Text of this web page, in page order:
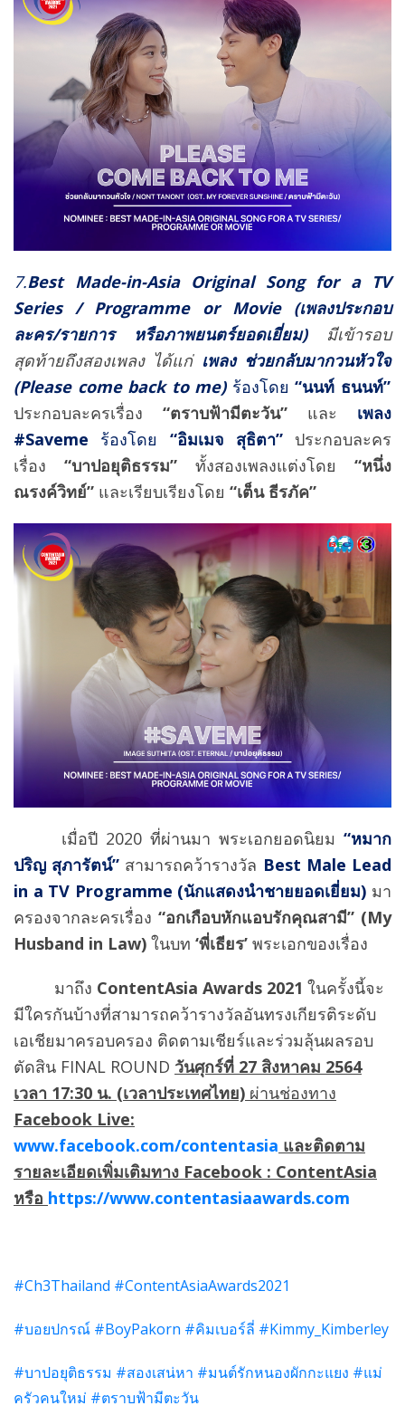
7.Best Made-in-Asia Original Song for a TV
Series / Programme or Movie (เพลงประกอบ
ละคร/รายการ หรือภาพยนตร์ยอดเยี่ยม)
มีเข้ารอบ
สุดท้ายถึงสองเพลง ได้แก่ เพลง ช่วยกลับมากวนหัวใจ
(Please come back to me) ร้องโดย “นนท์ ธนนท์”
ประกอบละครเรื่อง “ตราบฟ้ามีตะวัน” และ เพลง
#Saveme
ร้องโดย “อิมเมจ สุธิตา”ประกอบละคร
เรื่อง “บาปอยุติธรรม” ทั้งสองเพลงแต่งโดย “หนึ่ง
ณรงค์วิทย์” และเรียบเรียงโดย “เต็น ธีรภัค”
เมื่อปี 2020 ที่ผ่านมา พระเอกยอดนิยม “หมาก
ปริญ สุภารัตน์” สามารถคว้ารางวัล Best Male Lead
in a TV Programme (นักแสดงนำชายยอดเยี่ยม) มา
ครองจากละครเรื่อง “อกเกือบหักแอบรักคุณสามี” (My
Husband in Law) ในบท ‘พี่เธียร’ พระเอกของเรื่อง
มาถึง ContentAsia Awards 2021 ในครั้งนี้จะ
มีใครกันบ้างที่สามารถคว้ารางวัลอันทรงเกียรติระดับ
เอเชียมาครอบครอง ติดตามเชียร์และร่วมลุ้นผลรอบ
ตัดสิน FINAL ROUND วันศุกร์ที่ 27 สิงหาคม 2564
เวลา 17:30 น. (เวลาประเทศไทย) ผ่านช่องทาง
Facebook Live:
www.facebook.com/contentasia และติดตาม
รายละเอียดเพิ่มเติมทาง Facebook : ContentAsia
หรือ https://www.contentasiaawards.com
#Ch3Thailand #ContentAsiaAwards2021
#บอยปกรณ์ #BoyPakorn #คิมเบอร์ลี่ #Kimmy_Kimberley
#บาปอยุติธรรม #สองเสน่หา #มนต์รักหนองผักกะแยง #แม่
ครัวคนใหม่ #ตราบฟ้ามีตะวัน